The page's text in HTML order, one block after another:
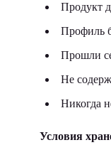
Продукт
Профиль
Прошли
Не
Никогда
Условия